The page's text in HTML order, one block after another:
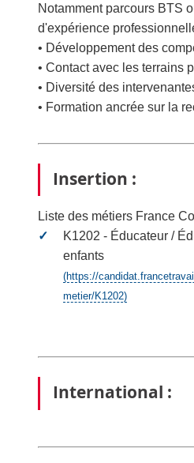
Notamment parcours BTS
d'expérience
• Développement des
• Contact avec les terrains
• Diversité des
• Formation ancrée sur la
Insertion :
Liste des métiers France
K1202 - Éducateur /
enfants
(https://
metier/K1202)
International :